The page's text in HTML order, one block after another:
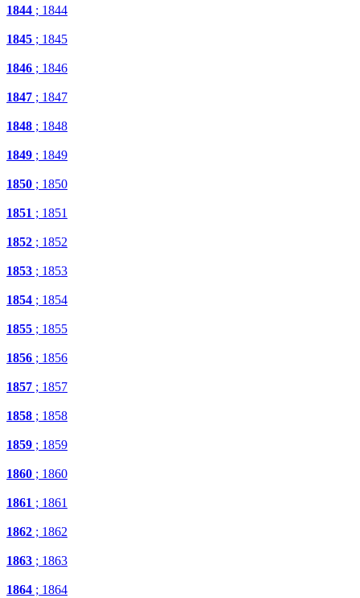
1844 ; 1844
1845 ; 1845
1846 ; 1846
1847 ; 1847
1848 ; 1848
1849 ; 1849
1850 ; 1850
1851 ; 1851
1852 ; 1852
1853 ; 1853
1854 ; 1854
1855 ; 1855
1856 ; 1856
1857 ; 1857
1858 ; 1858
1859 ; 1859
1860 ; 1860
1861 ; 1861
1862 ; 1862
1863 ; 1863
1864 ; 1864